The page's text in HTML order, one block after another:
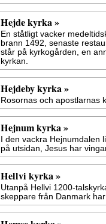
Hejde kyrka »
En ståtligt vacker
brann 1492, senaste
står på kyrkogården, en
kyrkan.
Hejdeby kyrka »
Rosornas och apostlarnas
Hejnum kyrka »
I den vackra
på utsidan, Jesus har
Hellvi kyrka »
Utanpå Hellvi 1200-
skeppare från Danmark